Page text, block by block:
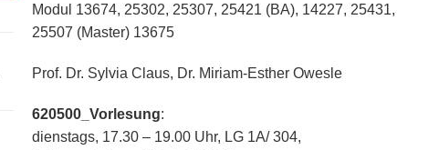
Modul 13674, 25302, 25307, 25421 (BA), 14227, 25431,
25507 (Master) 13675
Prof. Dr. Sylvia Claus, Dr. Miriam-Esther Owesle
620500_Vorlesung:
dienstags, 17.30 – 19.00 Uhr, LG 1A/ 304,